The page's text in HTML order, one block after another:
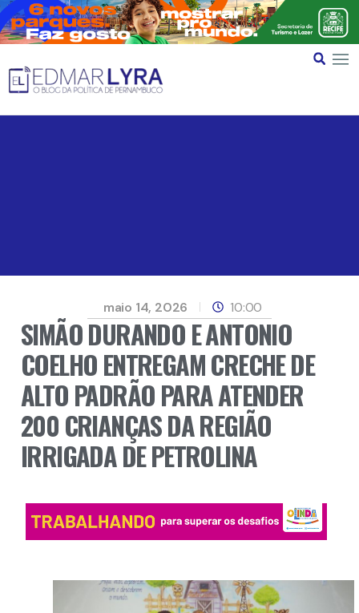
maio 14, 2026 10:00
SIMÃO DURANDO E ANTONIO
COELHO ENTREGAM CRECHE DE
ALTO PADRÃO PARA ATENDER
200 CRIANÇAS DA REGIÃO
IRRIGADA DE PETROLINA